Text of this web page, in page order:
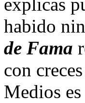
explicas
habido
de Fama
con
Medios